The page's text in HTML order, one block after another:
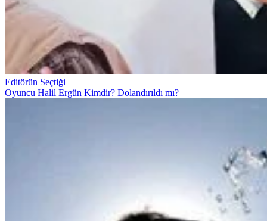
Editörün Seçtiği
Oyuncu Halil Ergün Kimdir? Dolandırıldı mı?